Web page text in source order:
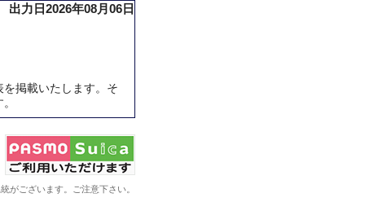
出力日2026年08月06日
掲載いたします。そ
がございます。ご注意下さい。